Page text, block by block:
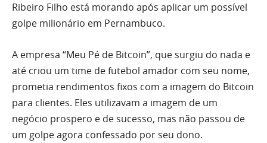
Ribeiro Filho está morando após aplicar um possível
golpe milionário em Pernambuco.
A empresa “Meu Pé de Bitcoin”, que surgiu do nada e
até criou um time de futebol amador com seu nome,
prometia rendimentos fixos com a imagem do Bitcoin
para clientes. Eles utilizavam a imagem de um
negócio prospero e de sucesso, mas não passou de
um golpe agora confessado por seu dono.